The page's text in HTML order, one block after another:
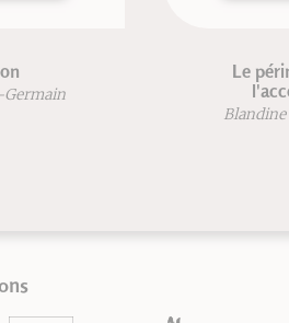
Blandine Calais-Germain